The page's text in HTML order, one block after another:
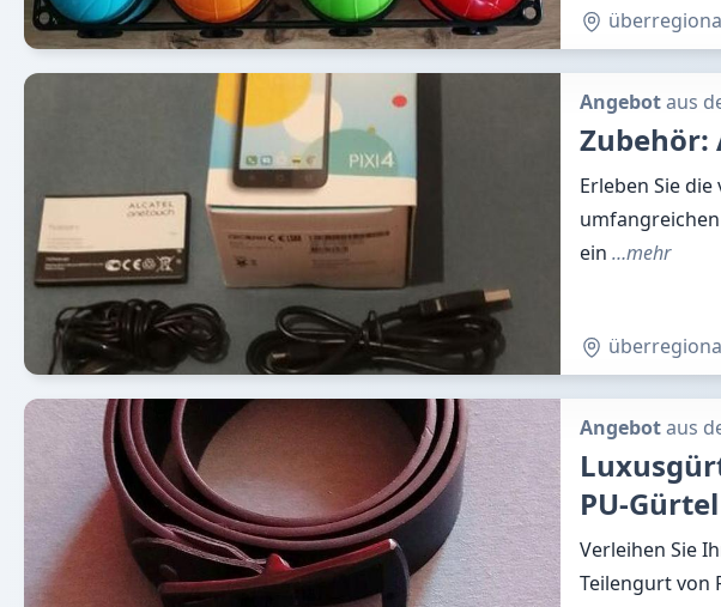
Angebotaus
Zubehör:
Erleben Sie
ein …mehr
Angebotaus
PU-
Verleihen Sie
Teilengurt von